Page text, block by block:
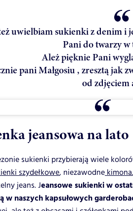
uwielbiam sukienki z denim i
Pani do twarzy
Ależ pięknie Pani
pani Małgosiu , zresztą jak
od
jeansowa na lato
sukienki przybierają wiele
szydełkowe, niezawodnekimona
jeans. Jeansowe sukienki w
w naszych kapsułowych